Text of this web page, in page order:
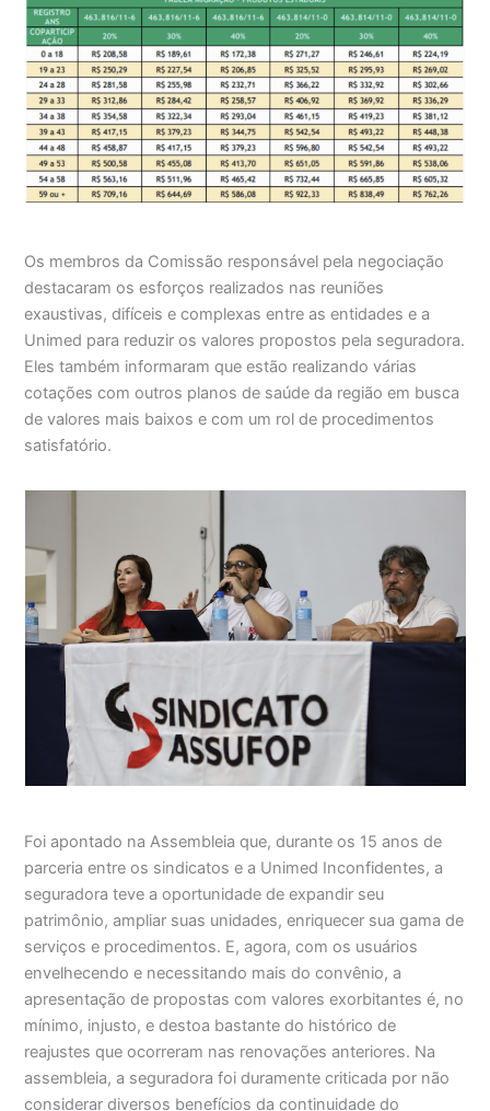
Os membros da Comissão responsável pela negociação
destacaram os esforços realizados nas reuniões
exaustivas, difíceis e complexas entre as entidades e a
Unimed para reduzir os valores propostos pela seguradora.
Eles também informaram que estão realizando várias
cotações com outros planos de saúde da região em busca
de valores mais baixos e com um rol de procedimentos
satisfatório.
Foi apontado na Assembleia que, durante os 15 anos de
parceria entre os sindicatos e a Unimed Inconfidentes, a
seguradora teve a oportunidade de expandir seu
patrimônio, ampliar suas unidades, enriquecer sua gama de
serviços e procedimentos. E, agora, com os usuários
envelhecendo e necessitando mais do convênio, a
apresentação de propostas com valores exorbitantes é, no
mínimo, injusto, e destoa bastante do histórico de
reajustes que ocorreram nas renovações anteriores. Na
assembleia, a seguradora foi duramente criticada por não
considerar diversos benefícios da continuidade do